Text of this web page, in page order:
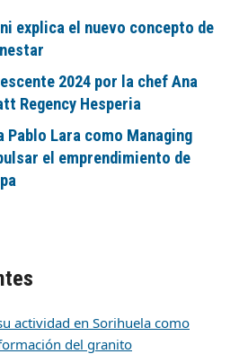
explica el nuevo concepto de
2024 por la chef Ana
Regency Hesperia
Pablo Lara como Managing
el emprendimiento de
actividad en Sorihuela como
del granito